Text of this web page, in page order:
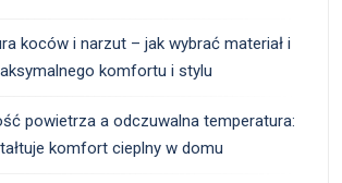
koców i narzut – jak wybrać materiał i
komfortu i stylu
powietrza a odczuwalna temperatura:
komfort cieplny w domu